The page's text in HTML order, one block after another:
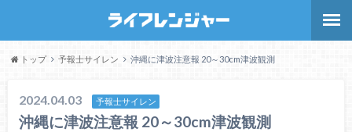
トップ 予報士サイレン 沖縄に津波注意報 20～30cm津波観測
2024.04.03 予報士サイレン
沖縄に津波注意報 20～30cm津波観測